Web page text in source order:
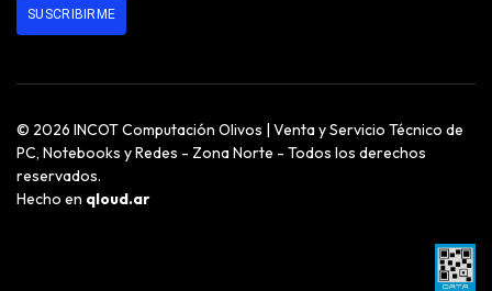
© 2026 INCOT Computación Olivos | Venta y Servicio Técnico de
PC, Notebooks y Redes - Zona Norte - Todos los derechos
reservados.
Hecho en qloud.ar